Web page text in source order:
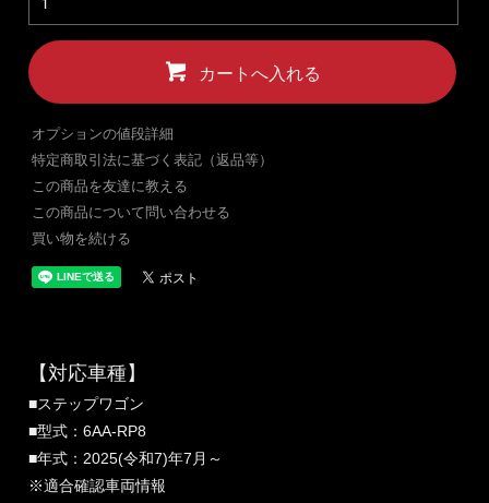
カートへ入れる
オプションの値段詳細
特定商取引法に基づく表記（返品等）
この商品を友達に教える
この商品について問い合わせる
買い物を続ける
【対応車種】
■ステップワゴン
■型式：6AA-RP8
■年式：2025(令和7)年7月～
※適合確認車両情報